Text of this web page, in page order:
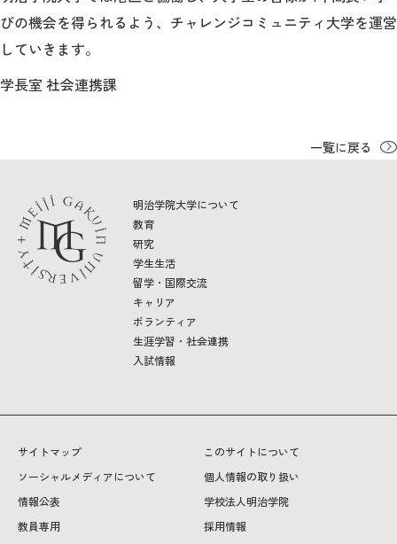
案内
びの機会を得られるよう、チャレンジコミュニティ大学を運営
していきます。
学長室 社会連携課
一覧に戻る
明治学院大学について
教育
研究
学生生活
留学・国際交流
キャリア
ボランティア
生涯学習・社会連携
入試情報
サイトマップ
このサイトについて
ソーシャルメディアについて
個人情報の取り扱い
情報公表
学校法人明治学院
教員専用
採用情報